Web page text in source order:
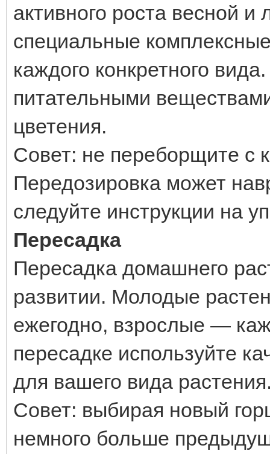
активного роста весной и
специальные
каждого конкретного
питательными
цветения.
Совет: не переборщите с
Передозировка может
следуйте инструкции на
Пересадка
Пересадка домашнего
развитии. Молодые
ежегодно, взрослые —
пересадке используйте
для вашего вида
Совет: выбирая новый
немного больше